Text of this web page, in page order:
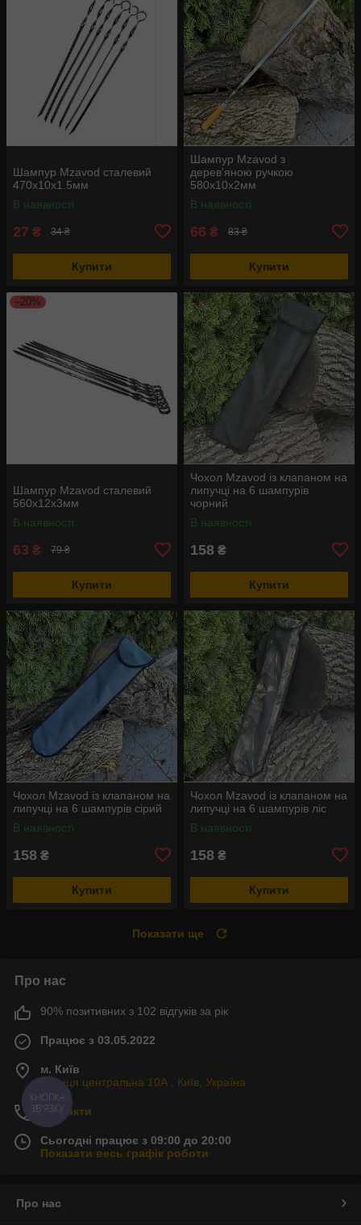
Шампур Mzavod сталевий
470х10х1.5мм
В наявності
27 ₴ 34 ₴
Купити
Шампур Mzavod з
дерев'яною ручкою
580х10х2мм
В наявності
66 ₴ 83 ₴
Купити
–20%
Шампур Mzavod сталевий
560х12х3мм
В наявності
63 ₴ 79 ₴
Купити
Чохол Mzavod із клапаном на
липучці на 6 шампурів
чорний
В наявності
158 ₴
Купити
Чохол Mzavod із клапаном на
липучці на 6 шампурів сірий
В наявності
158 ₴
Купити
Чохол Mzavod із клапаном на
липучці на 6 шампурів ліс
В наявності
158 ₴
Купити
Показати ще
Про нас
90% позитивних з 102 відгуків за рік
Працює з 03.05.2022
м. Київ
Вулиця центральна 10А , Київ, Україна
Контакти
Сьогодні працює з 09:00 до 20:00
Показати весь графік роботи
Про нас
КНОПКА
ЗВ'ЯЗКУ